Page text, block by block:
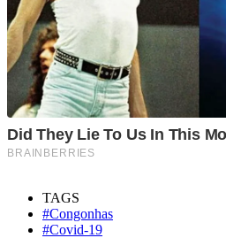
TAGS
#Congonhas
#Covid-19